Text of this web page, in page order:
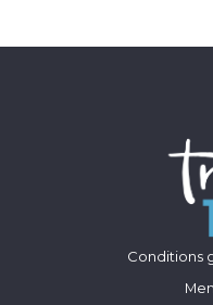
Conditions